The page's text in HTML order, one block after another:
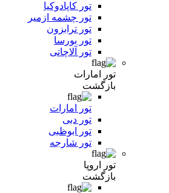
تور کاپادوکیا
تور چشمه ازمیر
تور ترابزون
تور بورسا
تور آلاچاتی
تور امارات
بازگشت
تور امارات
تور دبی
تور ابوظبی
تور شارجه
تور اروپا
بازگشت